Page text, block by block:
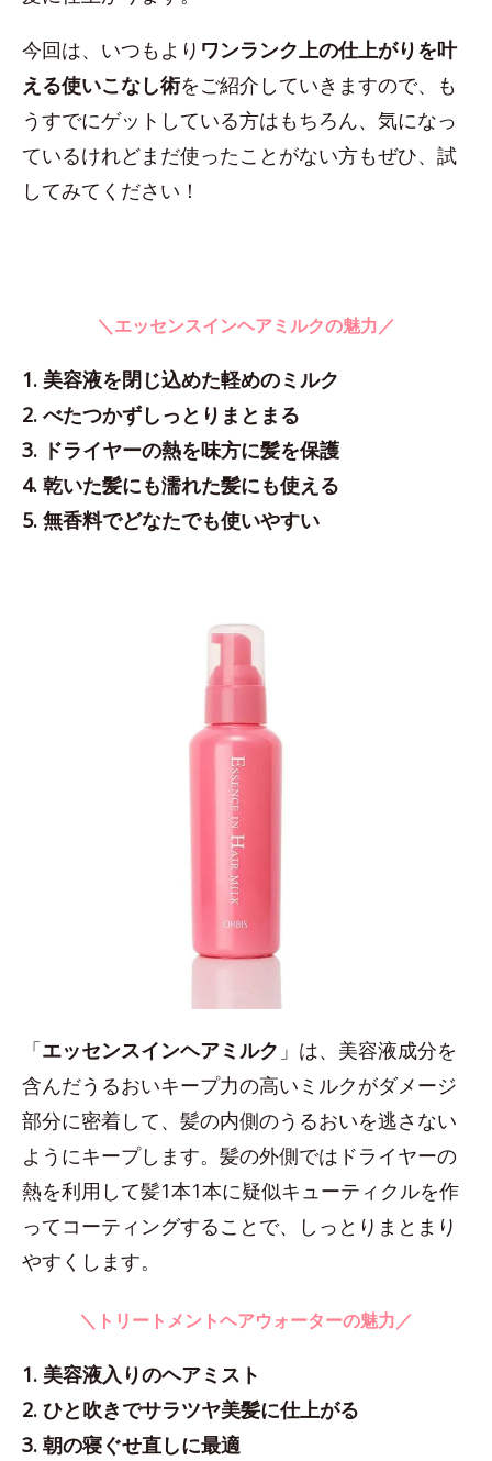
今回は、いつもより ワンランク上の仕上がりを叶
える使いこなし術をご紹介していきますので、も
うすでにゲットしている方はもちろん、気になっ
ているけれどまだ使ったことがない方もぜひ、試
してみてください！
＼エッセンスインヘアミルクの魅力／
1. 美容液を閉じ込めた軽めのミルク
2. べたつかずしっとりまとまる
3. ドライヤーの熱を味方に髪を保護
4. 乾いた髪にも濡れた髪にも使える
5. 無香料でどなたでも使いやすい
「エッセンスインヘアミルク 」は、美容液成分を
含んだうるおいキープ力の高いミルクがダメージ
部分に密着して、髪の内側のうるおいを逃さない
ようにキープします。髪の外側ではドライヤーの
熱を利用して髪1本1本に疑似キューティクルを作
ってコーティングすることで、しっとりまとまり
やすくします。
＼トリートメントヘアウォーターの魅力／
1. 美容液入りのヘアミスト
2. ひと吹きでサラツヤ美髪に仕上がる
3. 朝の寝ぐせ直しに最適